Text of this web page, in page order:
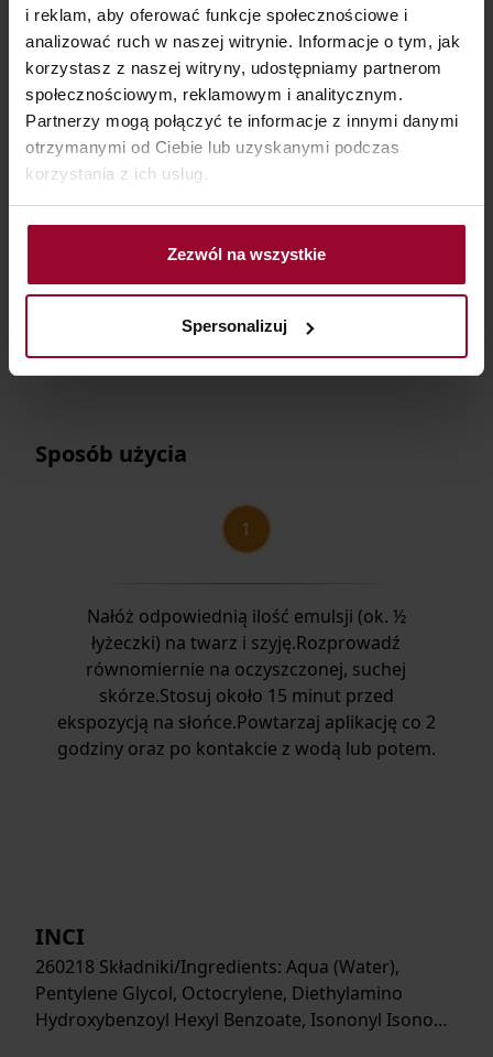
i reklam, aby oferować funkcje społecznościowe i
analizować ruch w naszej witrynie. Informacje o tym, jak
korzystasz z naszej witryny, udostępniamy partnerom
społecznościowym, reklamowym i analitycznym.
Partnerzy mogą połączyć te informacje z innymi danymi
otrzymanymi od Ciebie lub uzyskanymi podczas
korzystania z ich usług.
Zezwól na wszystkie
Spersonalizuj
EAN 5900717113510
SKU 10E31135-01-01
A.
Sposób użycia
Nałóż odpowiednią ilość emulsji (ok. ½
łyżeczki) na twarz i szyję.Rozprowadź
równomiernie na oczyszczonej, suchej
skórze.Stosuj około 15 minut przed
ekspozycją na słońce.Powtarzaj aplikację co 2
godziny oraz po kontakcie z wodą lub potem.
INCI
260218 Składniki/Ingredients: Aqua (Water),
Pentylene Glycol, Octocrylene, Diethylamino
Hydroxybenzoyl Hexyl Benzoate, Isononyl Isono…